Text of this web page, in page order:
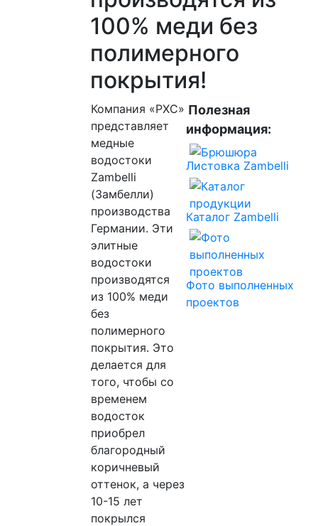
100% меди без
полимерного
покрытия!
Компания «РХС»
представляет
медные
водостоки
Zambelli
(Замбелли)
производства
Германии. Эти
элитные
водостоки
производятся
из 100% меди
без
полимерного
покрытия. Это
делается для
того, чтобы со
временем
водосток
приобрел
благородный
коричневый
оттенок, а через
10-15 лет
покрылся
Полезная
информация:
Листовка Zambelli
Каталог Zambelli
Фото выполненных
проектов